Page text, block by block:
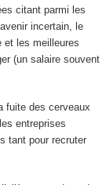
citant parmi les
incertain, le
et les meilleures
(un salaire souvent
fuite des cerveaux
entreprises
tant pour recruter